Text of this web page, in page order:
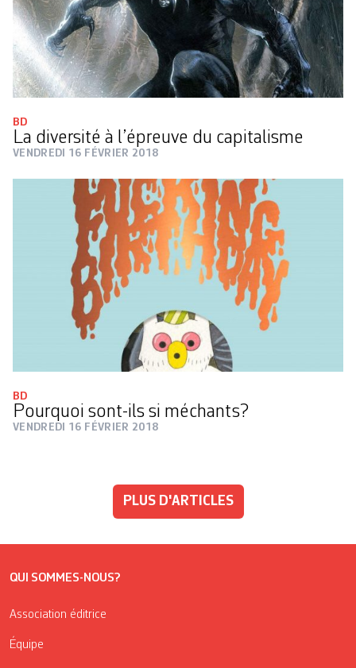
BD
La diversité à l’épreuve du capitalisme
VENDREDI 16 FÉVRIER 2018
BD
Pourquoi sont-ils si méchants?
VENDREDI 16 FÉVRIER 2018
PLUS D'ARTICLES
QUI SOMMES-NOUS?
Association éditrice
Équipe